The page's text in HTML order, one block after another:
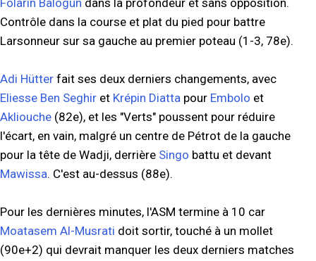
Folarin Balogun dans la profondeur et sans opposition.
Contrôle dans la course et plat du pied pour battre
Larsonneur sur sa gauche au premier poteau (1-3, 78e).
Adi Hütter fait ses deux derniers changements, avec
Eliesse Ben Seghir et Krépin Diatta pour Embolo et
Akliouche (82e), et les "Verts" poussent pour réduire
l'écart, en vain, malgré un centre de Pétrot de la gauche
pour la tête de Wadji, derrière Singo battu et devant
Mawissa. C'est au-dessus (88e).
Pour les dernières minutes, l'ASM termine à 10 car
Moatasem Al-Musrati doit sortir, touché à un mollet
(90e+2) qui devrait manquer les deux derniers matches